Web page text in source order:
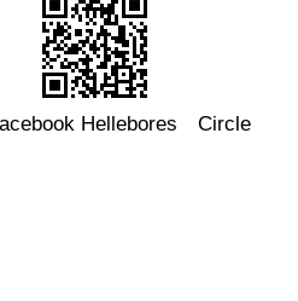
Hellebores Circle